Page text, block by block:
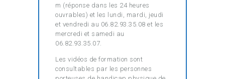
m (réponse dans les 24 heures
ouvrables) et les lundi, mardi, jeudi
et vendredi au 06.82.93.35.08 et les
mercredi et samedi au
06.82.93.35.07.
Les vidéos de formation sont
consultables par les personnes